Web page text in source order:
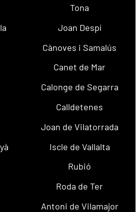
Tona
Joan Despí
Cànoves i Samalús
Canet de Mar
Calonge de Segarra
Calldetenes
Joan de Vilatorrada
Iscle de Vallalta
Rubió
Roda de Ter
Antoni de Vilamajor